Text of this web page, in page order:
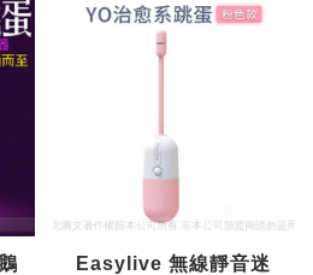
Easylive 無線靜音迷